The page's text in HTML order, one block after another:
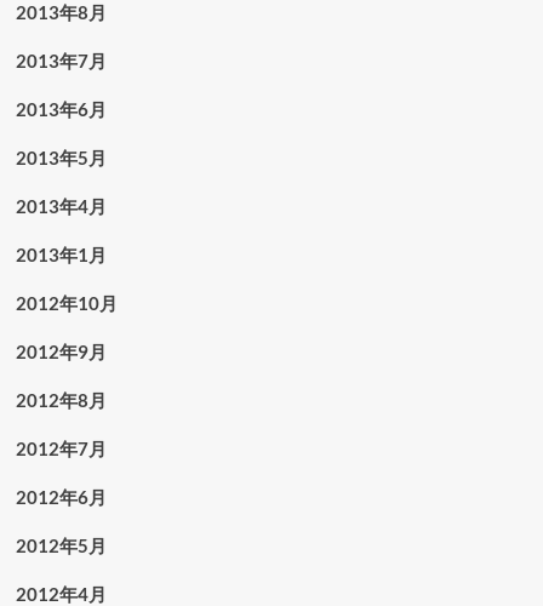
2013年8月
2013年7月
2013年6月
2013年5月
2013年4月
2013年1月
2012年10月
2012年9月
2012年8月
2012年7月
2012年6月
2012年5月
2012年4月